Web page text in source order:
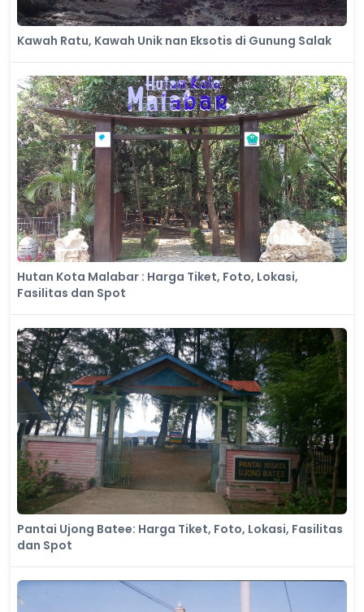
Kawah Ratu, Kawah Unik nan Eksotis di Gunung Salak
Hutan Kota Malabar : Harga Tiket, Foto, Lokasi,
Fasilitas dan Spot
Pantai Ujong Batee: Harga Tiket, Foto, Lokasi, Fasilitas
dan Spot